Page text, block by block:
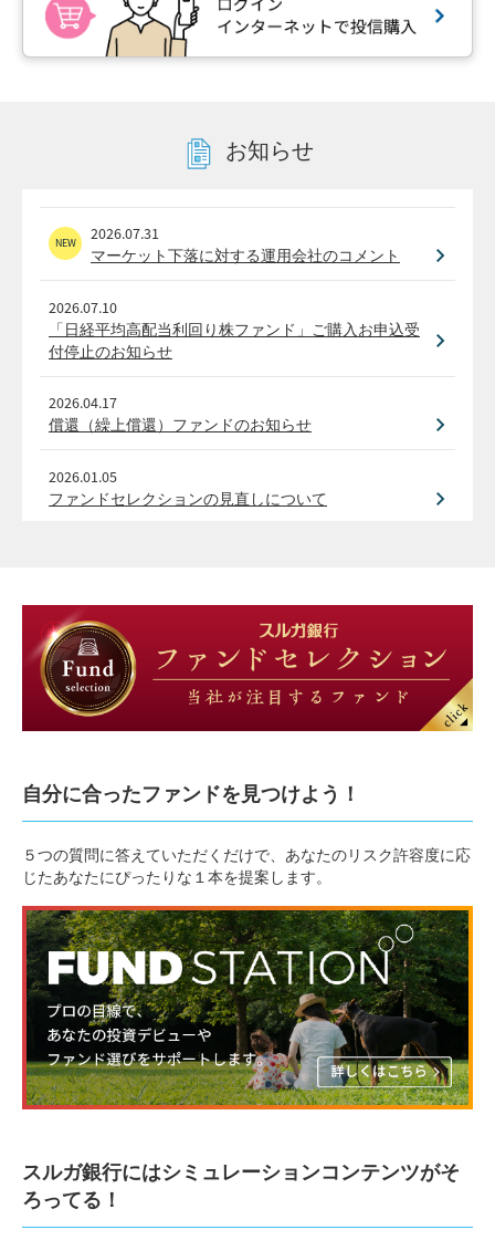
お知らせ
2026.07.31
マーケット下落に対する運用会社のコメント
2026.07.10
「日経平均高配当利回り株ファンド」ご購入お申込受
付停止のお知らせ
2026.04.17
償還（繰上償還）ファンドのお知らせ
2026.01.05
ファンドセレクションの見直しについて
2025.06.02
ファンドセレクションの見直しについて
2025.04.28
投資信託に関する重要なお知らせ
投資信託のホームページリニューアルのお知らせ
2025.02.18
セゾンマネースクール「【初心者にオススメ】投資の
キホンとNISAの活用法」を開催しました。
2024.12.04
朝⽇ライフ SRI 社会貢献ファンド（愛称：あすのは
ね）ファンド名称の変更に関するお知らせ
2024.09.19
ファンドセレクションの見直しおよび新ファンド追加
について
ついて
2024.06.21
自分に合ったファンドを見つけよう！
５つの質問に答えていただくだけで、あなたのリスク許容度に応
じたあなたにぴったりな１本を提案します。
スルガ銀行にはシミュレーションコンテンツがそ
ろってる！